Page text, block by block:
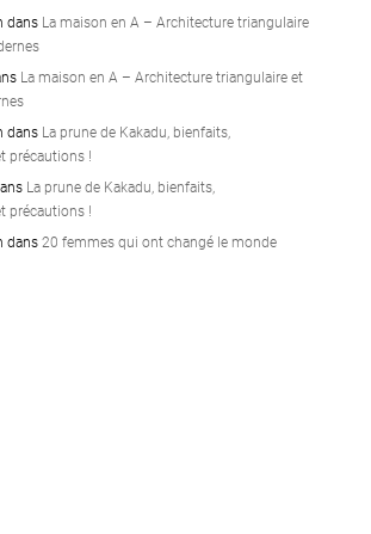
dans La maison en A – Architecture triangulaire
La maison en A – Architecture triangulaire et
dans La prune de Kakadu, bienfaits,
précautions !
La prune de Kakadu, bienfaits,
précautions !
dans 20 femmes qui ont changé le monde